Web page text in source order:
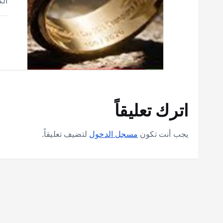
اترك تعليقاً
يجب أنت تكون مسجل الدخول لتضيف تعليقاً.